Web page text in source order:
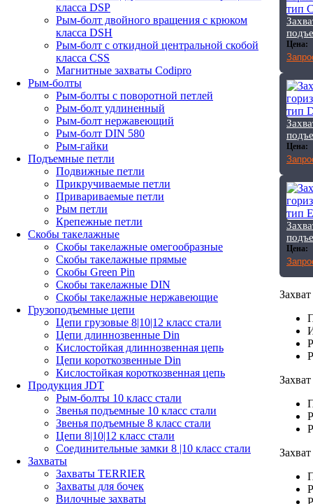
класса DSP
Рым-болт двойного вращения с крюком
класса DSH
Рым-болт с откидной центральной скобой
класса CSS
Магнитные захваты Codipro
Рым-болты
Рым-болты с поворотной петлей
Рым-болт удлиненный
Рым-болт нержавеющий
Рым-болт DIN 580
Рым-гайки
Подъемные петли
Подвижные петли
Прикручиваемые петли
Привариваемые петли
Рым петли
Крепежные петли
Скобы такелажные
Скобы такелажные омегообразные
Скобы такелажные прямые
Скобы Green Pin
Скобы такелажные DIN
Скобы такелажные нержавеющие
Грузоподъемные цепи
Цепи грузовые 8|10|12 класс стали
Цепи длиннозвенные Din
Кислостойкая длиннозвенная цепь
Цепи короткозвенные Din
Кислостойкая короткозвенная цепь
Продукция JDT
Рым-болты 10 класс стали
Звенья подъемные 10 класс стали
Звенья подъемные 8 класс стали
Цепи 8|10|12 класс стали
Соединительные замки 8 |10 класс стали
Захваты
Захваты TERRIER
Захваты для бочек
Вилочные захваты
Цена:
Цена:
Цена: